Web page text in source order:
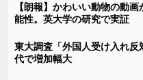
【朗報】かわいい動物の動
能性。英大学の研究で実証
東大調査「外国人受け入れ
代で増加幅大